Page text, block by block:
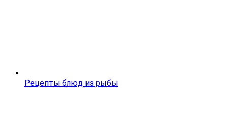
Рецепты блюд из рыбы